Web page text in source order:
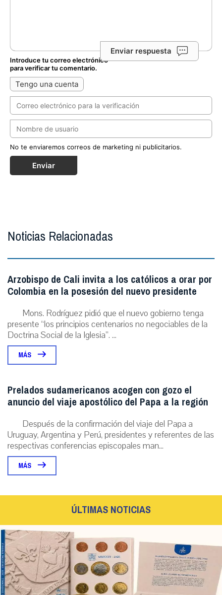
Enviar respuesta
Introduce tu correo electrónico
para verificar tu comentario.
Tengo una cuenta
No te enviaremos correos de marketing ni publicitarios.
Enviar
Noticias Relacionadas
Arzobispo de Cali invita a los católicos a orar por
Colombia en la posesión del nuevo presidente
Mons. Rodríguez pidió que el nuevo gobierno tenga
presente “los principios centenarios no negociables de la
Doctrina Social de la Iglesia”. ...
MÁS
Prelados sudamericanos acogen con gozo el
anuncio del viaje apostólico del Papa a la región
Después de la confirmación del viaje del Papa a
Uruguay, Argentina y Perú, presidentes y referentes de las
respectivas conferencias episcopales man...
MÁS
ÚLTIMAS NOTICIAS